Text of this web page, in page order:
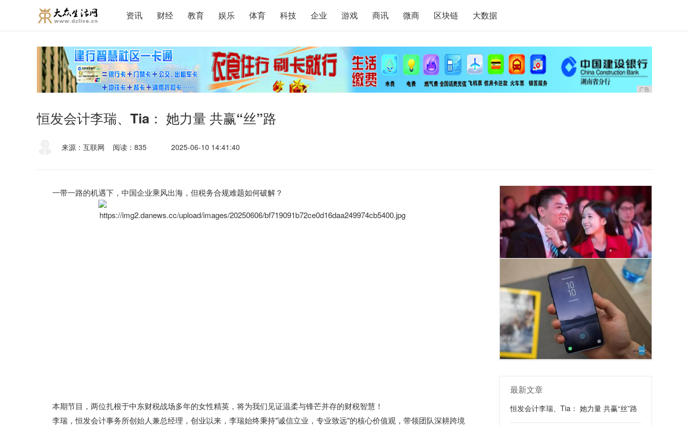
资讯 财经 教育 娱乐 体育 科技 企业 游戏 商讯 微商 区块链 大数据
广告
恒发会计李瑞、Tia： 她力量 共赢“丝”路
来源：互联网 阅读：835 2025-06-10 14:41:40
一带一路的机遇下，中国企业乘风出海，但税务合规难题如何破解？
本期节目，两位扎根于中东财税战场多年的女性精英，将为我们见证温柔与锋芒并存的财税智慧！
李瑞，恒发会计事务所创始人兼总经理，创业以来，李瑞始终秉持"诚信立业，专业致远"的核心价值观，带领团队深耕跨境
最新文章
恒发会计李瑞、Tia： 她力量 共赢“丝”路